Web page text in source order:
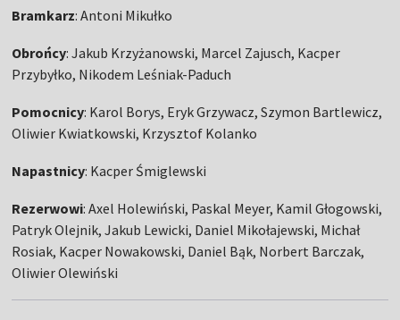
Bramkarz: Antoni Mikułko
Obrońcy: Jakub Krzyżanowski, Marcel Zajusch, Kacper
Przybyłko, Nikodem Leśniak-Paduch
Pomocnicy: Karol Borys, Eryk Grzywacz, Szymon Bartlewicz,
Oliwier Kwiatkowski, Krzysztof Kolanko
Napastnicy: Kacper Śmiglewski
Rezerwowi: Axel Holewiński, Paskal Meyer, Kamil Głogowski,
Patryk Olejnik, Jakub Lewicki, Daniel Mikołajewski, Michał
Rosiak, Kacper Nowakowski, Daniel Bąk, Norbert Barczak,
Oliwier Olewiński